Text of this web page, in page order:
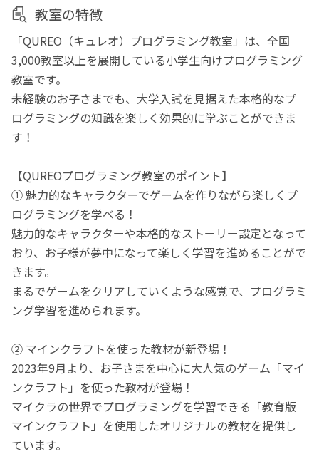
教室の特徴
「QUREO（キュレオ）プログラミング教室」は、全国
3,000教室以上を展開している小学生向けプログラミング
教室です。
未経験のお子さまでも、大学入試を見据えた本格的なプ
ログラミングの知識を楽しく効果的に学ぶことができま
す！
【QUREOプログラミング教室のポイント】
① 魅力的なキャラクターでゲームを作りながら楽しくプ
ログラミングを学べる！
魅力的なキャラクターや本格的なストーリー設定となって
おり、お子様が夢中になって楽しく学習を進めることがで
きます。
まるでゲームをクリアしていくような感覚で、プログラミ
ング学習を進められます。
② マインクラフトを使った教材が新登場！
2023年9月より、お子さまを中心に大人気のゲーム「マイ
ンクラフト」を使った教材が登場！
マイクラの世界でプログラミングを学習できる「教育版
マインクラフト」を使用したオリジナルの教材を提供し
ています。